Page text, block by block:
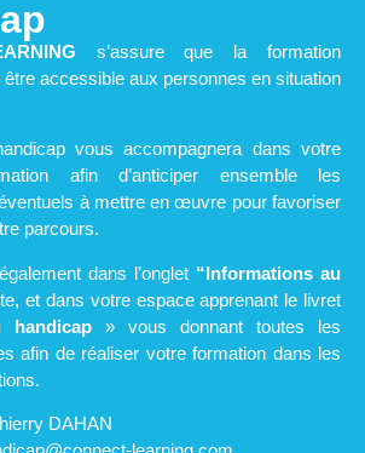
s’assure que la formation
accessible aux personnes en situation
vous accompagnera dans votre
afin d’anticiper ensemble les
à mettre en œuvre pour favoriser
parcours.
dans l’onglet “Informations au
et dans votre espace apprenant le livret
handicap » vous donnant toutes les
afin de réaliser votre formation dans les
DAHAN